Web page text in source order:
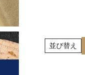
並び替え